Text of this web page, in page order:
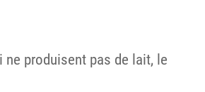
produisent pas de lait, le